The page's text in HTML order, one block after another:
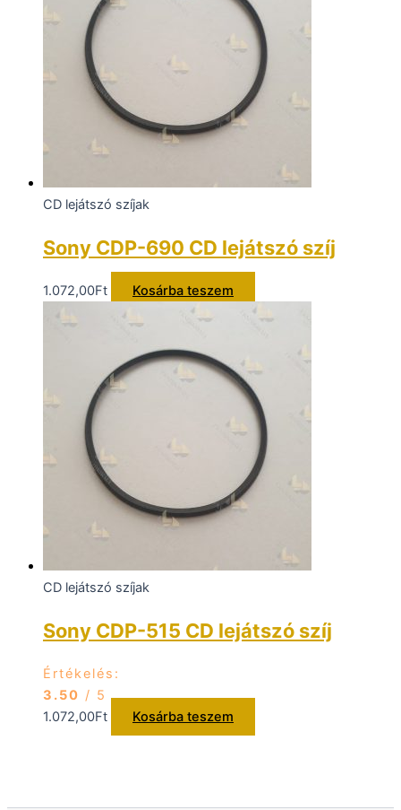
CD lejátszó szíjak
Sony CDP-690 CD lejátszó szíj
1.072,00Ft Kosárba teszem
CD lejátszó szíjak
Sony CDP-515 CD lejátszó szíj
Értékelés:
3.50 / 5
1.072,00Ft Kosárba teszem